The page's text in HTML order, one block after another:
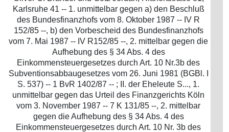
Karlsruhe 41 -- 1. unmittelbar gegen a) den Beschluß
des Bundesfinanzhofs vom 8. Oktober 1987 -- IV R
152/85 --, b) den Vorbescheid des Bundesfinanzhofs
vom 7. Mai 1987 -- IV R152/85 --, 2. mittelbar gegen die
Aufhebung des § 34 Abs. 4 des
Einkommensteuergesetzes durch Art. 10 Nr.3b des
Subventionsabbaugesetzes vom 26. Juni 1981 (BGBl. I
S. 537) -- 1 BvR 1402/87 -- ; II. der Eheleute S..., 1.
unmittelbar gegen das Urteil des Finanzgerichts Köln
vom 3. November 1987 -- 7 K 131/85 --, 2. mittelbar
gegen die Aufhebung des § 34 Abs. 4 des
Einkommensteuergesetzes durch Art. 10 Nr. 3b des